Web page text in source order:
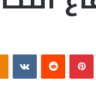
بينتيريست